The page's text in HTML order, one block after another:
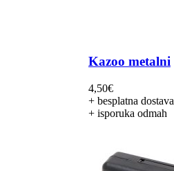
Kazoo metalni
4,50€
+ besplatna dostava
+ isporuka odmah